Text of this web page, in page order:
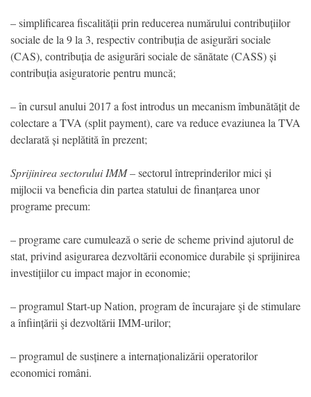
– simplificarea fiscalității prin reducerea numărului contribuțiilor
sociale de la 9 la 3, respectiv contribuția de asigurări sociale
(CAS), contribuția de asigurări sociale de sănătate (CASS) și
contribuția asiguratorie pentru muncă;
– în cursul anului 2017 a fost introdus un mecanism îmbunătățit de
colectare a TVA (split payment), care va reduce evaziunea la TVA
declarată și neplătită în prezent;
Sprijinirea sectorului IMM– sectorul întreprinderilor mici și
mijlocii va beneficia din partea statului de finanțarea unor
programe precum:
– programe care cumulează o serie de scheme privind ajutorul de
stat, privind asigurarea dezvoltării economice durabile și sprijinirea
investițiilor cu impact major in economie;
– programul Start-up Nation, program de încurajare şi de stimulare
a înființării şi dezvoltării IMM-urilor;
– programul de susținere a internaționalizării operatorilor
economici români.